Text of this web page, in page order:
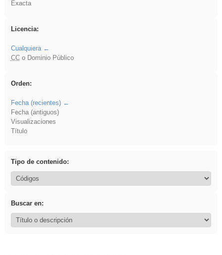
Exacta
Licencia:
Cualquiera
CCo Dominio Público
Orden:
Fecha (recientes)
Fecha (antiguos)
Visualizaciones
Título
Tipo de contenido:
Buscar en: